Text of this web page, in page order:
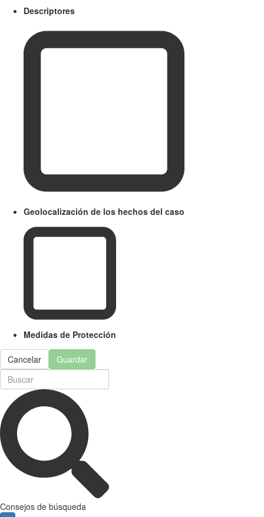
Descriptores
Geolocalización de los hechos del caso
Medidas de Protección
Cancelar Guardar
Consejos de búsqueda